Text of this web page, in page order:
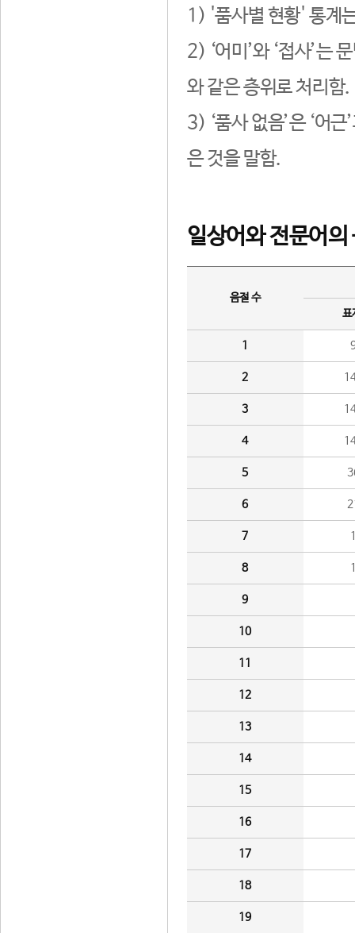
1) '품사별 현황' 통계
2) ‘어미’와 ‘접사’는
와 같은 층위로 처리함.
3) ‘품사 없음’은 ‘어
은 것을 말함.
일상어와 전문어의
음절 수
표
1
2
3
4
5
6
7
8
9
10
11
12
13
14
15
16
17
18
19